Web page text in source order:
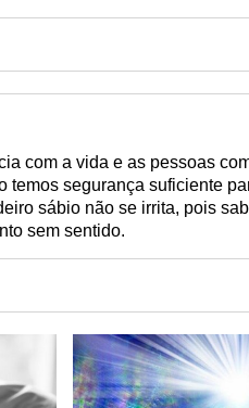
com a vida e as pessoas
temos segurança suficiente
sábio não se irrita, pois
sem sentido.